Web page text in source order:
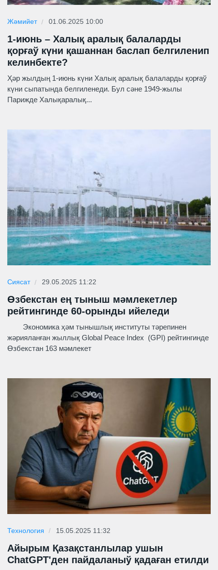
Жәмийет 01.06.2025 10:00
1-июнь – Халық аралық балаларды
қорғаў күни қашаннан баслап белгиленип
келинбекте?
Ҳәр жылдың 1-июнь күни Халық аралық балаларды қорғаў
күни сыпатында белгиленеди. Бул сәне 1949-жылы
Парижде Халықаралық...
Сиясат 29.05.2025 11:22
Өзбекстан ең тыныш мәмлекетлер
рейтингинде 60-орынды ийеледи
Экономика ҳәм тынышлық институты тәрепинен
жәрияланған жыллық Global Peace Index (GPI) рейтингинде
Өзбекстан 163 мәмлекет
Технология 15.05.2025 11:32
Айырым Қазақстанлылар ушын
ChatGPT'ден пайдаланыў қадаған етилди